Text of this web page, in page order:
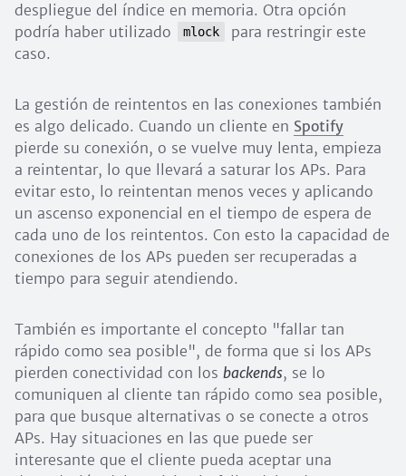
despliegue del índice en memoria. Otra opción
podría haber utilizado
mlock
para restringir este
caso.
La gestión de reintentos en las conexiones también
es algo delicado. Cuando un cliente en Spotify
pierde su conexión, o se vuelve muy lenta, empieza
a reintentar, lo que llevará a saturar los APs. Para
evitar esto, lo reintentan menos veces y aplicando
un ascenso exponencial en el tiempo de espera de
cada uno de los reintentos. Con esto la capacidad de
conexiones de los APs pueden ser recuperadas a
tiempo para seguir atendiendo.
También es importante el concepto "fallar tan
rápido como sea posible", de forma que si los APs
pierden conectividad con los backends, se lo
comuniquen al cliente tan rápido como sea posible,
para que busque alternativas o se conecte a otros
APs. Hay situaciones en las que puede ser
interesante que el cliente pueda aceptar una